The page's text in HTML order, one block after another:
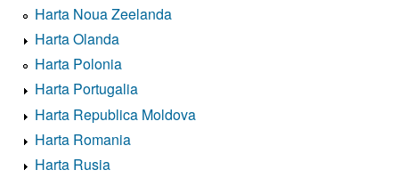
Harta Noua Zeelanda
Harta Olanda
Harta Polonia
Harta Portugalia
Harta Republica Moldova
Harta Romania
Harta Rusia